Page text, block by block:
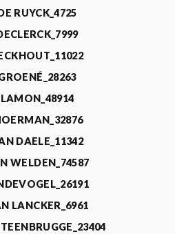
RUYCK_4725
DAELE_11342
WELDEN_74587
LANCKER_6961